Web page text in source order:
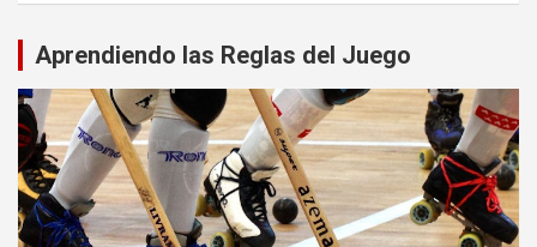
Aprendiendo las Reglas del Juego